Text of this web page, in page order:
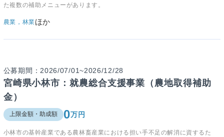
た複数の補助メニューがあります。
農業，林業ほか
公募期間：2026/07/01~2026/12/28
宮崎県小林市：就農総合支援事業（農地取得補助
金）
上限金額・助成額 0万円
小林市の基幹産業である農林畜産業における担い手不足の解消に資するた